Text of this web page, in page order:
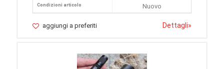
Condizioni articolo
Nuovo
aggiungi a preferiti Dettagli»